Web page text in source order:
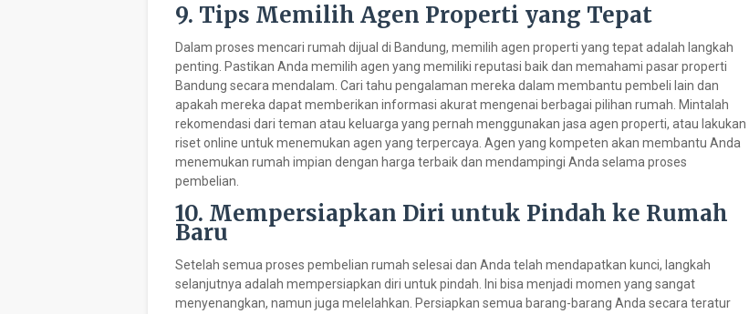
9. Tips Memilih Agen Properti yang Tepat
Dalam proses mencari rumah dijual di Bandung, memilih agen properti yang tepat adalah langkah
penting. Pastikan Anda memilih agen yang memiliki reputasi baik dan memahami pasar properti
Bandung secara mendalam. Cari tahu pengalaman mereka dalam membantu pembeli lain dan
apakah mereka dapat memberikan informasi akurat mengenai berbagai pilihan rumah. Mintalah
rekomendasi dari teman atau keluarga yang pernah menggunakan jasa agen properti, atau lakukan
riset online untuk menemukan agen yang terpercaya. Agen yang kompeten akan membantu Anda
menemukan rumah impian dengan harga terbaik dan mendampingi Anda selama proses
pembelian.
10. Mempersiapkan Diri untuk Pindah ke Rumah
Baru
Setelah semua proses pembelian rumah selesai dan Anda telah mendapatkan kunci, langkah
selanjutnya adalah mempersiapkan diri untuk pindah. Ini bisa menjadi momen yang sangat
menyenangkan, namun juga melelahkan. Persiapkan semua barang-barang Anda secara teratur